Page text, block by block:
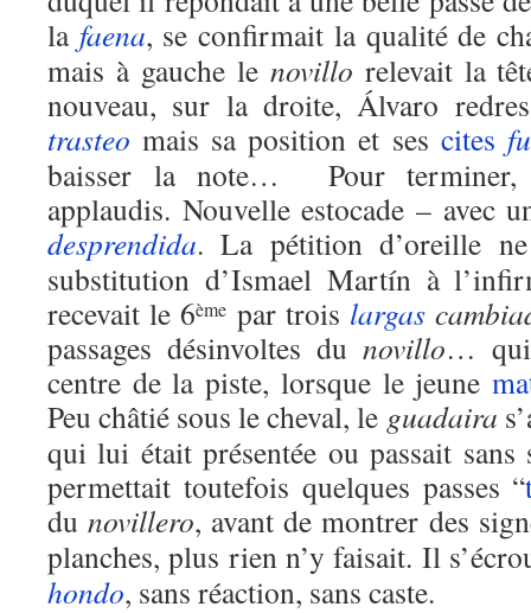
la faena, se confirmait la qualité de
mais à gauche le novillo relevait la
nouveau, sur la droite, Álvaro
trasteo mais sa position et ses cites
baisser la note… Pour
applaudis. Nouvelle estocade – avec
desprendida. La pétition d’oreille
substitution d’Ismael Martín à
recevait le 6ème par trois largas
passages désinvoltes du novillo… qui
centre de la piste, lorsque le jeune
Peu châtié sous le cheval, le guadaira
qui lui était présentée ou passait
permettait toutefois quelques passes “
dunovillero, avant de montrer des
planches, plus rien n’y faisait. Il
hondo, sans réaction, sans caste.